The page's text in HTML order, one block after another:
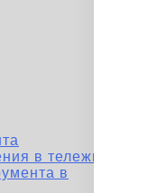
в тележках
в